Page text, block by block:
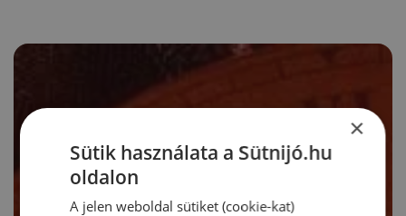
×
Sütik használata a Sütnijó.hu
oldalon
A jelen weboldal sütiket (cookie-kat)